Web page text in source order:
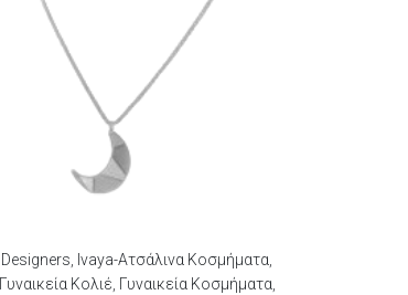
Designers, Ivaya-Ατσάλινα Κοσμήματα,
Γυναικεία Κολιέ, Γυναικεία Κοσμήματα,